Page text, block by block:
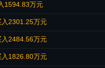
1594.83万元
2301.25万元
2484.56万元
1826.80万元